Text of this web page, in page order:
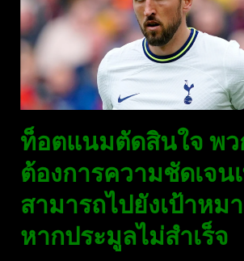
ท็อตแนมตัดสินใจ พว
ต้องการความชัดเจน
สามารถไปยังเป้าหม
หากประมูลไม่สำเร็จ